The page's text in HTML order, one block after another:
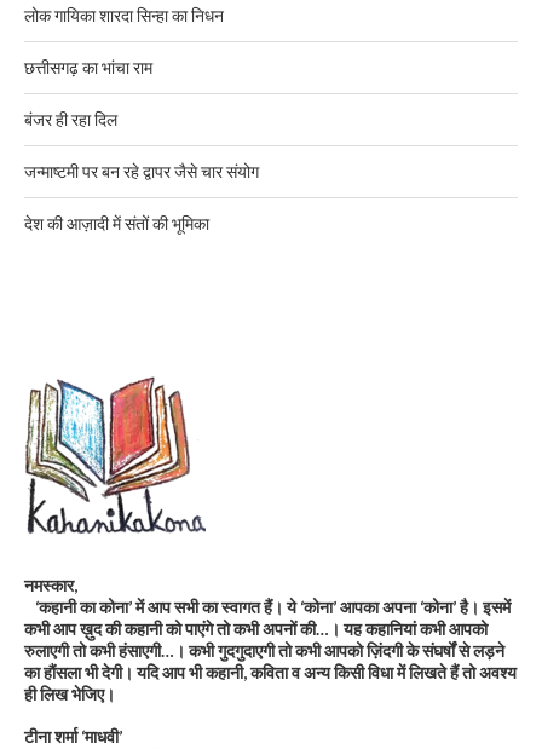
लोक गायिका शारदा सिन्हा का निधन
छत्तीसगढ़ का भांचा राम
बंजर ही रहा दिल
जन्माष्टमी पर बन रहे द्वापर जैसे चार संयोग
देश की आज़ादी में संतों की भूमिका
नमस्कार,
‘कहानी का कोना’ में आप सभी का स्वागत हैं। ये ‘कोना’ आपका अपना ‘कोना’ है। इसमें
कभी आप ख़ुद की कहानी को पाएंगे तो कभी अपनों की…। यह कहानियां कभी आपको
रुलाएगी तो कभी हंसाएगी…। कभी गुदगुदाएगी तो कभी आपको ज़िंदगी के संघर्षों से लड़ने
का हौंसला भी देगी। यदि आप भी कहानी, कविता व अन्य किसी विधा में लिखते हैं तो अवश्य
ही लिख भेजिए।
टीना शर्मा ‘माधवी’